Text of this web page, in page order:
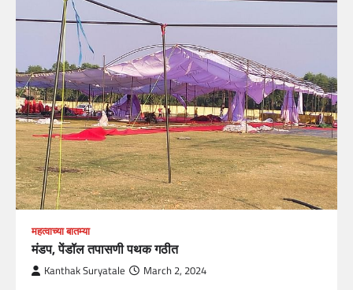
महत्वाच्या बातम्या
मंडप, पेंडॉल तपासणी पथक गठीत
Kanthak Suryatale March 2, 2024